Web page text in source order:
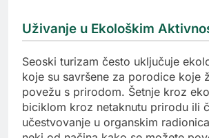
Uživanje u Ekološkim
Seoski turizam često uključuje
koje su savršene za porodice koje
povežu s prirodom. Šetnje kroz
biciklom kroz netaknutu prirodu ili
učestvovanje u organskim